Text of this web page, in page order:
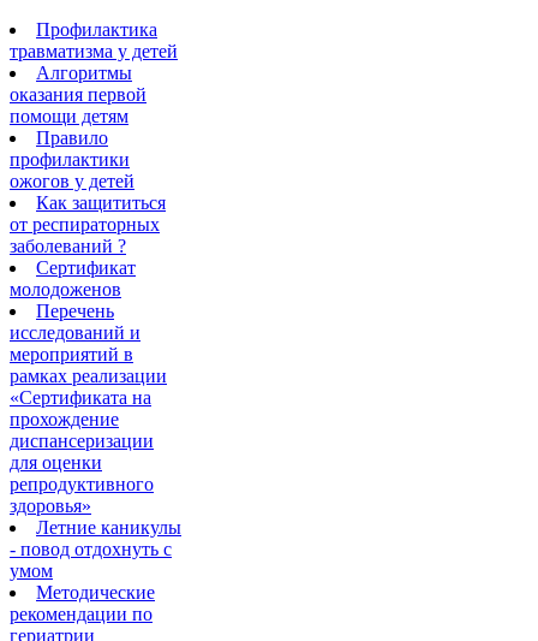
Профилактика
травматизма у детей
Алгоритмы
оказания первой
помощи детям
Правило
профилактики
ожогов у детей
Как защититься
от респираторных
заболеваний ?
Сертификат
молодоженов
Перечень
исследований и
мероприятий в
рамках реализации
«Сертификата на
прохождение
диспансеризации
для оценки
репродуктивного
здоровья»
Летние каникулы
- повод отдохнуть с
умом
Методические
рекомендации по
гериатрии